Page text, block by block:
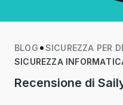
BLOG
SICUREZZA PER
SICUREZZA
Recensione di